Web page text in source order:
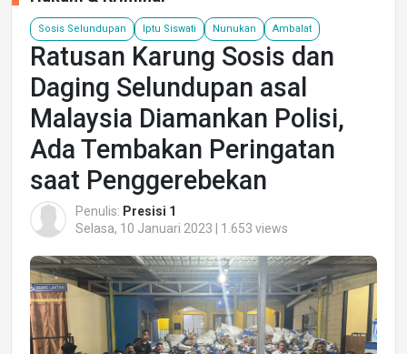
Sosis Selundupan Iptu Siswati Nunukan Ambalat
Ratusan Karung Sosis dan
Daging Selundupan asal
Malaysia Diamankan Polisi,
Ada Tembakan Peringatan
saat Penggerebekan
Penulis: Presisi 1
Selasa, 10 Januari 2023 | 1.653 views